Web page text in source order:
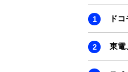
ド
東電